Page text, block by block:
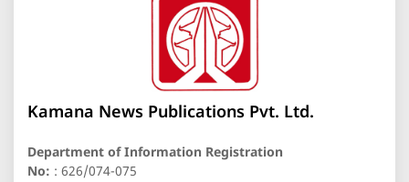
Kamana News Publications Pvt. Ltd.
Department of Information Registration
No: : 626/074-075